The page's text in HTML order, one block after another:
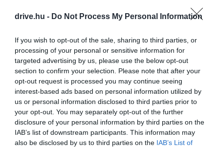
drive.hu - Do Not Process My Personal Information
If you wish to opt-out of the sale, sharing to third parties, or
processing of your personal or sensitive information for
targeted advertising by us, please use the below opt-out
section to confirm your selection. Please note that after your
opt-out request is processed you may continue seeing
interest-based ads based on personal information utilized by
us or personal information disclosed to third parties prior to
your opt-out. You may separately opt-out of the further
disclosure of your personal information by third parties on the
IAB’s list of downstream participants. This information may
also be disclosed by us to third parties on the IAB’s List of